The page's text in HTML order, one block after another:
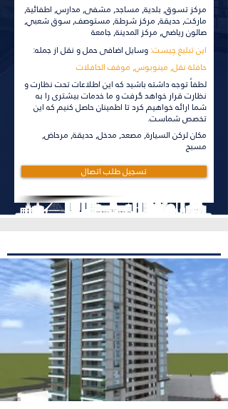
مركز تسوق, بلدية, مساجد, مشفى, مدارس, اطفائية,
ماركت, حديقة, مركز شرطة, مستوصف, سوق شعبي,
صالون رياضي, مركز المدينة, جامعة
این تبلیغ چیست:وسایل اضافی حمل و نقل از جمله:
حافلة نقل, مينوبوس, موقف الحافلات
لطفاً توجه داشته باشید که این اطلاعات تحت نظارت و
نظارت قرار خواهد گرفت و ما خدمات بیشتری را به
شما ارائه خواهیم کرد تا اطمینان حاصل کنیم که این
تخصص شماست.
مكان لركن السيارة, مصعد, مدخل, حديقة, مرحاض,
مسبح
تسجيل طلب اتصال